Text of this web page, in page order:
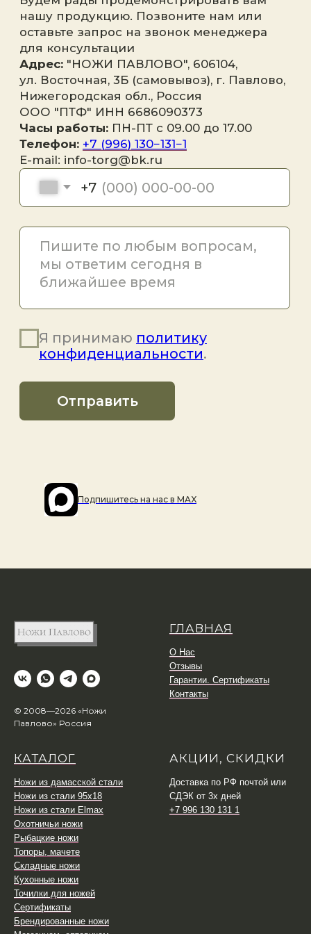
Подпишитесь на наc в MAX
© 2008—2026 «Ножи
Павлово» Россия
ГЛАВНАЯ
О Нас
Отзывы
Гарантии. Сертификаты
Контакты
КАТАЛОГ
Ножи из дамасской стали
Ножи из стали 95х18
Ножи из стали Elmax
Охотничьи ножи
Рыбацкие ножи
Топоры, мачете
Складные ножи
Кухонные ножи
Точилки для ножей
Сертификаты
Брендированные ножи
АКЦИИ, СКИДКИ
Доставка по РФ почтой или
СДЭК от 3х дней
+7 996 130 131 1